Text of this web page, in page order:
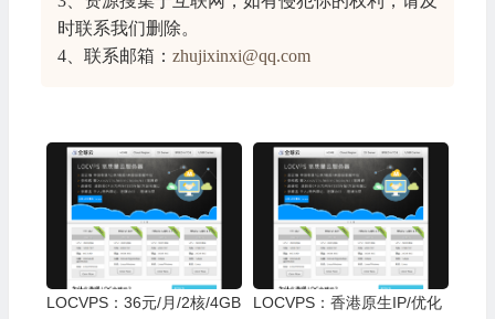
时联系我们删除。
4、联系邮箱： zhujixinxi@qq.com
LOCVPS：36元/月/2核/4GB
LOCVPS：香港原生IP/优化